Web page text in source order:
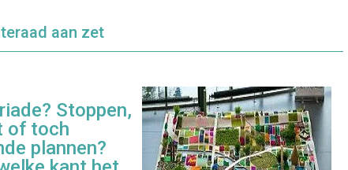
aan zet
Stoppen,
of toch
plannen?